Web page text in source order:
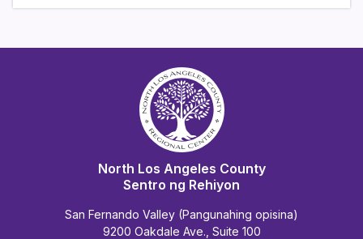
North Los Angeles County
Sentro ng Rehiyon
San Fernando Valley (Pangunahing opisina)
9200 Oakdale Ave., Suite 100